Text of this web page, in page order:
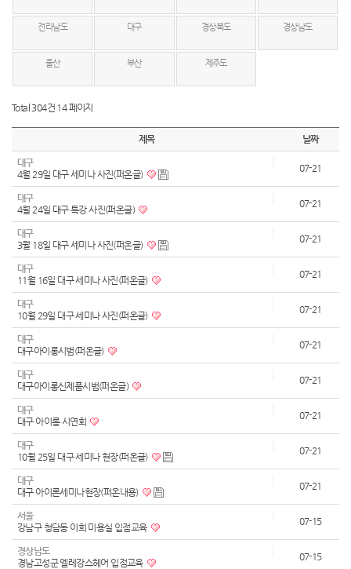
전라남도 대구 경상북도 경상남도
울산 부산 제주도
Total 304건 14 페이지
제목 날짜
대구
4월 29일 대구 세미나 사진(퍼온글)
07-21
대구
4월 24일 대구 특강 사진(퍼온글)
07-21
대구
3월 18일 대구 세미나 사진(퍼온글)
07-21
대구
11월 16일 대구 세미나 사진(퍼온글)
07-21
대구
10월 29일 대구 세미나 사진(퍼온글)
07-21
대구
대구아이롱시범(퍼온글)
07-21
대구
대구아이롱신제품시범(퍼온글)
07-21
대구
대구 아이롱 시연회
07-21
대구
10월 25일 대구 세미나 현장(퍼온글)
07-21
대구
대구 아이론세미나현장(퍼온내용)
07-21
서울
강남구 청담동 이희 미용실 입점교육
07-15
경상남도
경남고성군 엘레강스헤어 입점교육
07-15